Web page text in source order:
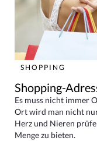
SHOPPING
Shopping-
Es muss nicht immer
Ort wird man nicht
Herz und Nieren
Menge zu bieten.